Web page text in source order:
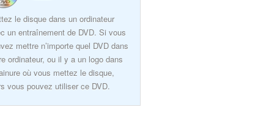
le disque dans un ordinateur
un entraînement de DVD. Si vous
mettre n’importe quel DVD dans
ordinateur, ou il y a un logo dans
où vous mettez le disque,
vous pouvez utiliser ce DVD.